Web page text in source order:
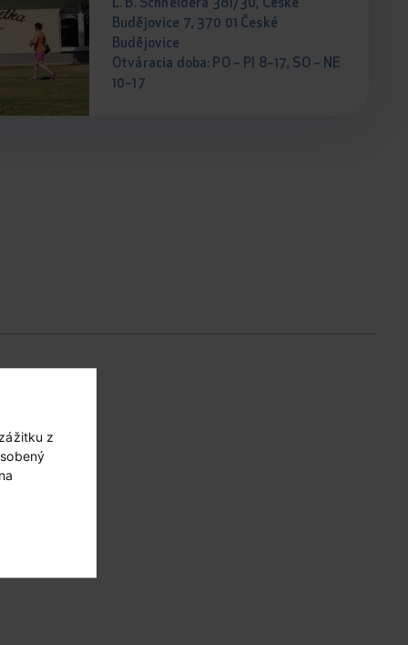
z
L. B. Schneidera 381/30, České
Budějovice 7, 370 01 České
Budějovice
Otváracia doba: PO – PI 8–17, SO – NE
10–17